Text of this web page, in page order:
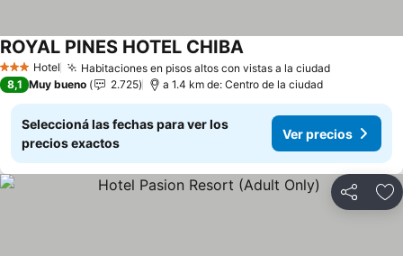
3 Estrellas
Hotel Habitaciones en pisos altos con vistas a la ciudad
ROYAL PINES HOTEL CHIBA
8,1 Muy bueno 2.725 a 1.4 km de: Centro de la ciudad
Seleccioná las fechas para ver los
precios exactos
Ver precios
Compartir